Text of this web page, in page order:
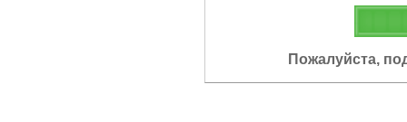
Пожалуйста,